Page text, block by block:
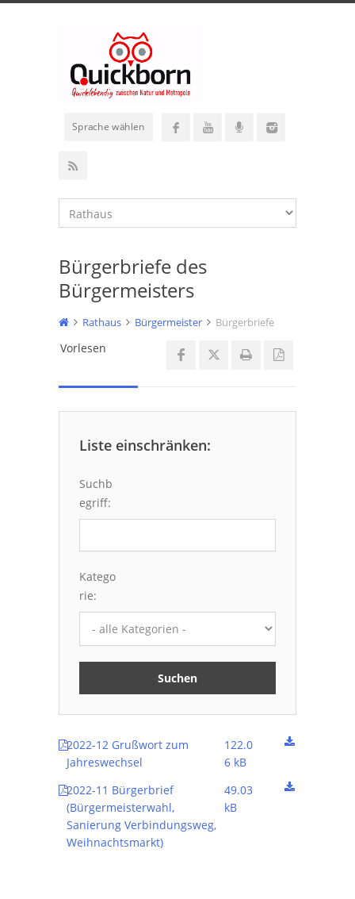
Sprache wählen
Bürgerbriefe des
Bürgermeisters
Rathaus Bürgermeister Bürgerbriefe
Vorlesen
Liste einschränken:
Suchb
egriff:
Katego
rie:
2022-12 Grußwort zum
Jahreswechsel
122.0
6 kB
2022-11 Bürgerbrief
(Bürgermeisterwahl,
Sanierung Verbindungsweg,
Weihnachtsmarkt)
49.03
kB